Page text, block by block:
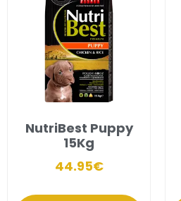
NutriBest Puppy
15Kg
44.95€